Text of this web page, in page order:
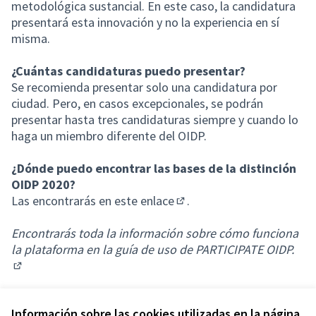
metodológica sustancial. En este caso, la candidatura
presentará esta innovación y no la experiencia en sí
misma.
¿Cuántas candidaturas puedo presentar?
Se recomienda presentar solo una candidatura por
ciudad. Pero, en casos excepcionales, se podrán
presentar hasta tres candidaturas siempre y cuando lo
haga un miembro diferente del OIDP.
¿Dónde puedo encontrar las bases de la distinción
OIDP 2020?
Las encontrarás en este enlace
.
Encontrarás toda la información sobre cómo funciona
la plataforma en laguía de uso de PARTICIPATE OIDP.